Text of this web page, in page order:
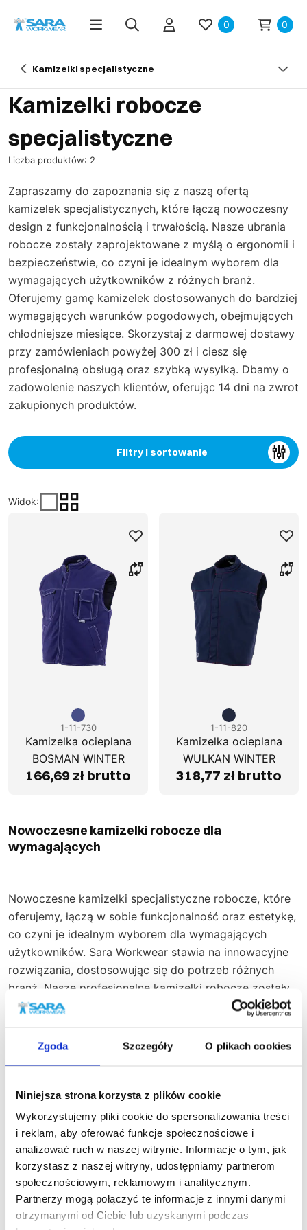
Zgoda Szczegóły O plikach cookies
Niniejsza strona korzysta z plików cookie
Wykorzystujemy pliki cookie do spersonalizowania treści
i reklam, aby oferować funkcje społecznościowe i
analizować ruch w naszej witrynie. Informacje o tym, jak
korzystasz z naszej witryny, udostępniamy partnerom
społecznościowym, reklamowym i analitycznym.
Partnerzy mogą połączyć te informacje z innymi danymi
otrzymanymi od Ciebie lub uzyskanymi podczas
0 0
Kamizelki specjalistyczne
Kamizelki robocze
specjalistyczne
Liczba produktów: 2
Zapraszamy do zapoznania się z naszą ofertą
kamizelek specjalistycznych, które łączą nowoczesny
design z funkcjonalnością i trwałością. Nasze ubrania
robocze zostały zaprojektowane z myślą o ergonomii i
bezpieczeństwie, co czyni je idealnym wyborem dla
wymagających użytkowników z różnych branż.
Oferujemy gamę kamizelek dostosowanych do bardziej
wymagających warunków pogodowych, obejmujących
chłodniejsze miesiące. Skorzystaj z darmowej dostawy
przy zamówieniach powyżej 300 zł i ciesz się
profesjonalną obsługą oraz szybką wysyłką. Dbamy o
zadowolenie naszych klientów, oferując 14 dni na zwrot
zakupionych produktów.
Filtry i sortowanie
Widok:
1-11-730
Kamizelka ocieplana
BOSMAN WINTER
166,69 zł brutto
1-11-820
Kamizelka ocieplana
WULKAN WINTER
318,77 zł brutto
Nowoczesne kamizelki robocze dla
wymagających
Nowoczesne kamizelki specjalistyczne robocze, które
oferujemy, łączą w sobie funkcjonalność oraz estetykę,
co czyni je idealnym wyborem dla wymagających
użytkowników. Sara Workwear stawia na innowacyjne
rozwiązania, dostosowując się do potrzeb różnych
branż. Nasze profesjonalne kamizelki robocze zostały
zaprojektowane z myślą o komforcie oraz
dynamicznych środowiskach zawodowych. Dzięki
preferencji estetycznych.
Projektując nasze kamizelki specjalistyczne robocze,
kładziemy nacisk na nowoczesny design, który idzie w
parze z praktycznym zastosowaniem. Sara Workwear
oferuje zarówno wersje ocieplane na zimne dni, jak i
lekkie modele idealne na cieplejsze warunki. Wysokiej
Nasz newsletter
Zapisz się do naszego newslettera, aby na
bieżąco śledzić nowości w naszym sklepie